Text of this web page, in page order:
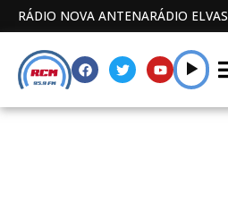
RÁDIO NOVA ANTENARÁDIO ELVAS